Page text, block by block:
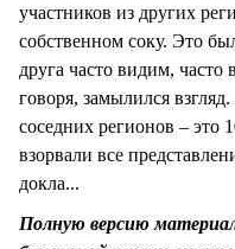
участников из других
собственном соку. Это
друга часто видим, часто
говоря, замылился
соседних регионов – это
взорвали все
докла...
Полную версию